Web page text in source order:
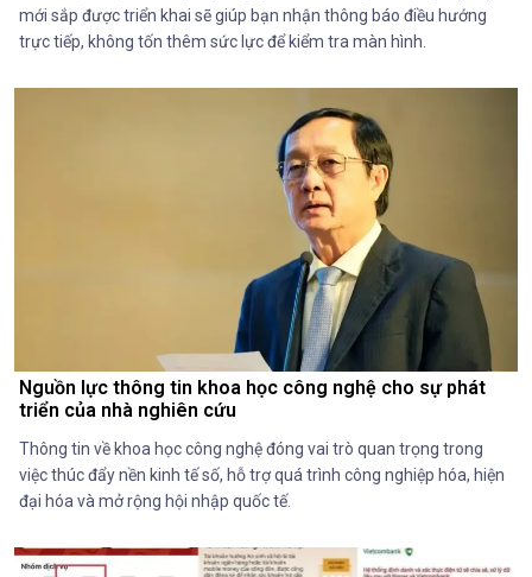
mới sắp được triển khai sẽ giúp bạn nhận thông báo điều hướng
trực tiếp, không tốn thêm sức lực để kiểm tra màn hình.
Nguồn lực thông tin khoa học công nghệ cho sự phát
triển của nhà nghiên cứu
Thông tin về khoa học công nghệ đóng vai trò quan trọng trong
việc thúc đẩy nền kinh tế số, hỗ trợ quá trình công nghiệp hóa, hiện
đại hóa và mở rộng hội nhập quốc tế.